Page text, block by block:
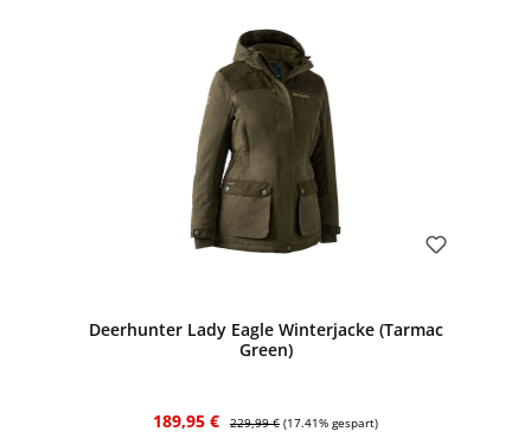
Deerhunter Lady Eagle Winterjacke (Tarmac
Green)
Verkaufspreis:
189,95 € Regulärer Preis:
229,99 € (17.41% gespart)